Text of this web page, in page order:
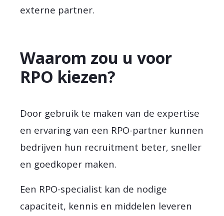
externe partner.
Waarom zou u voor
RPO kiezen?
Door gebruik te maken van de expertise
en ervaring van een RPO-partner kunnen
bedrijven hun recruitment beter, sneller
en goedkoper maken.
Een RPO-specialist kan de nodige
capaciteit, kennis en middelen leveren